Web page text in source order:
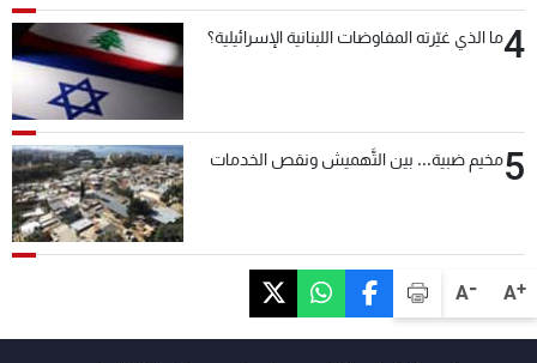
A+
A-
4ما الذي غيّرته المفاوضات اللبنانية الإسرائيلية؟
5مخيم ضبية... بين التَّهميش ونقص الخدمات